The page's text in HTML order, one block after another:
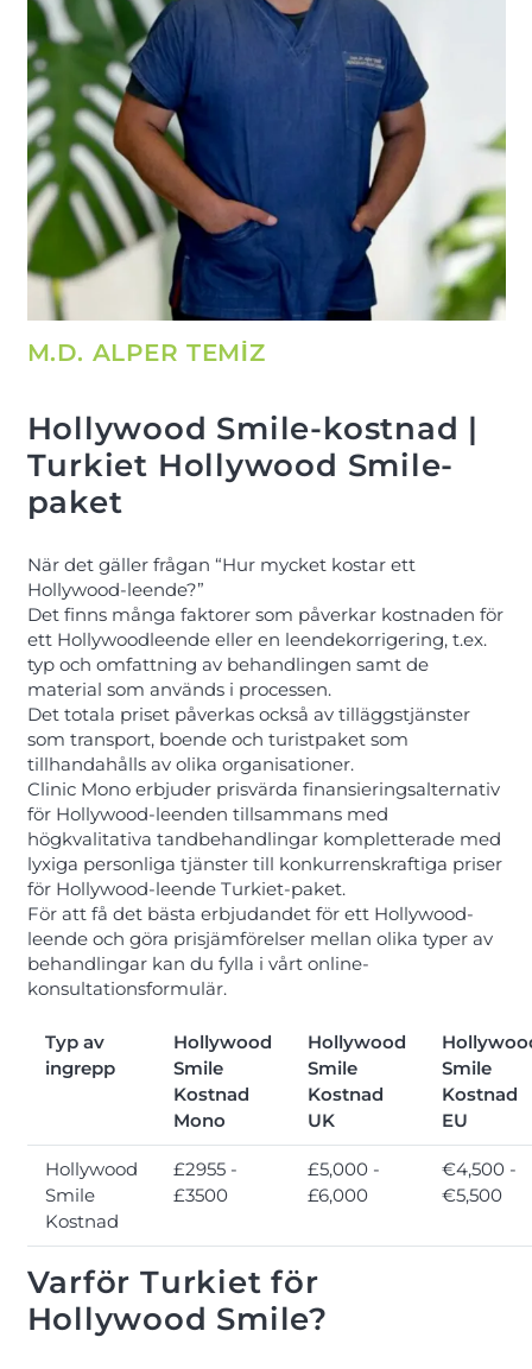
M.D. ALPER TEMİZ
Hollywood Smile-kostnad |
Turkiet Hollywood Smile-
paket
När det gäller frågan “Hur mycket kostar ett
Hollywood-leende?”
Det finns många faktorer som påverkar kostnaden för
ett Hollywoodleende eller en leendekorrigering, t.ex.
typ och omfattning av behandlingen samt de
material som används i processen.
Det totala priset påverkas också av tilläggstjänster
som transport, boende och turistpaket som
tillhandahålls av olika organisationer.
Clinic Mono erbjuder prisvärda finansieringsalternativ
för Hollywood-leenden tillsammans med
högkvalitativa tandbehandlingar kompletterade med
lyxiga personliga tjänster till konkurrenskraftiga priser
för Hollywood-leende Turkiet-paket.
För att få det bästa erbjudandet för ett Hollywood-
leende och göra prisjämförelser mellan olika typer av
behandlingar kan du fylla i vårt online-
konsultationsformulär.
Typ av
ingrepp
Hollywood
Smile
Kostnad
Mono
Hollywood
Smile
Kostnad
UK
Smile
Kostnad
EU
Hollywood
Smile
Kostnad
£2955 -
£3500
£5,000 -
£6,000
€4,500 -
€5,500
Varför Turkiet för
Hollywood Smile?